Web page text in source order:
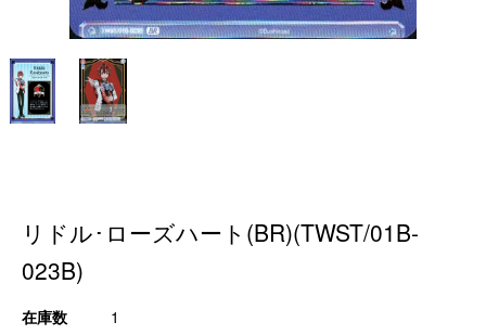
リドル･ローズハート(BR)(TWST/01B-
023B)
在庫数
1